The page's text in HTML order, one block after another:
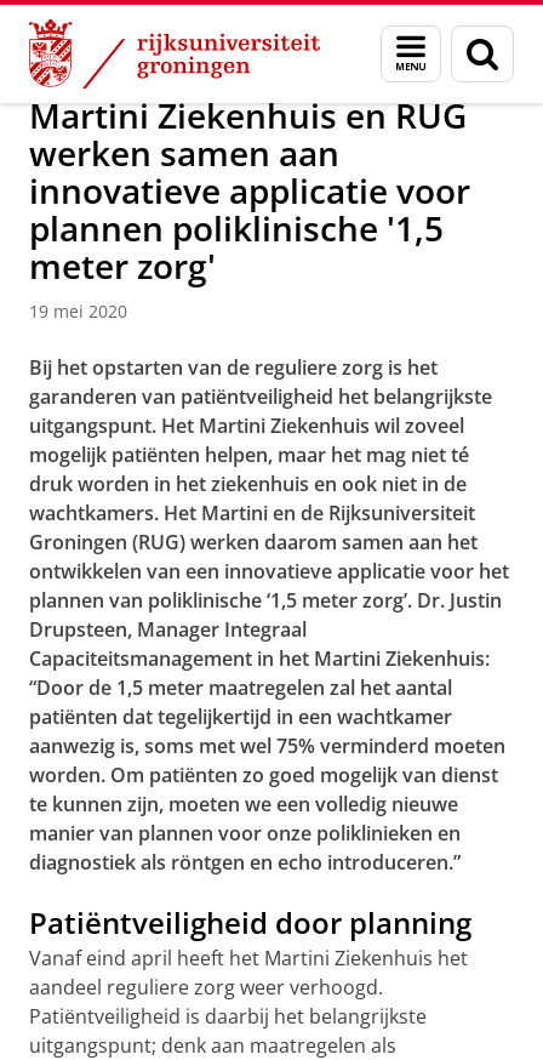
Skip
Content
Skip
Navigation
Menu
en
zoeken
Over ons News / FEB
Martini Ziekenhuis en RUG
werken samen aan
innovatieve applicatie voor
plannen poliklinische '1,5
meter zorg'
19 mei 2020
Bij het opstarten van de reguliere zorg is het
garanderen van patiëntveiligheid het belangrijkste
uitgangspunt. Het Martini Ziekenhuis wil zoveel
mogelijk patiënten helpen, maar het mag niet té
druk worden in het ziekenhuis en ook niet in de
wachtkamers. Het Martini en de Rijksuniversiteit
Groningen (RUG) werken daarom samen aan het
ontwikkelen van een innovatieve applicatie voor het
plannen van poliklinische ‘1,5 meter zorg’. Dr. Justin
Drupsteen, Manager Integraal
Capaciteitsmanagement in het Martini Ziekenhuis:
“Door de 1,5 meter maatregelen zal het aantal
patiënten dat tegelijkertijd in een wachtkamer
aanwezig is, soms met wel 75% verminderd moeten
worden. Om patiënten zo goed mogelijk van dienst
te kunnen zijn, moeten we een volledig nieuwe
manier van plannen voor onze poliklinieken en
diagnostiek als röntgen en echo introduceren.”
Patiëntveiligheid door planning
Vanaf eind april heeft het Martini Ziekenhuis het
aandeel reguliere zorg weer verhoogd.
Patiëntveiligheid is daarbij het belangrijkste
uitgangspunt; denk aan maatregelen als